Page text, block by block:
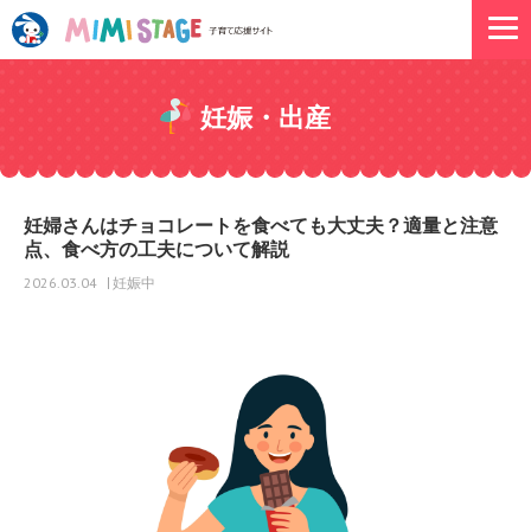
妊娠・出産
妊婦さんはチョコレートを食べても大丈夫？適量と注意
点、食べ方の工夫について解説
2026.03.04 妊娠中